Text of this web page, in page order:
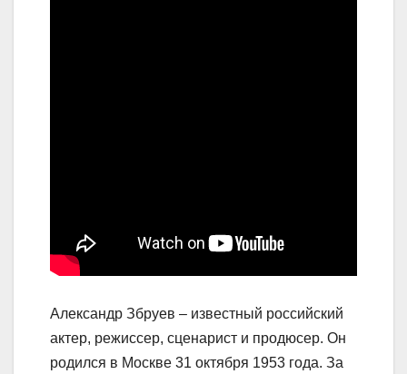
Александр Збруев – известный российский
актер, режиссер, сценарист и продюсер. Он
родился в Москве 31 октября 1953 года. За